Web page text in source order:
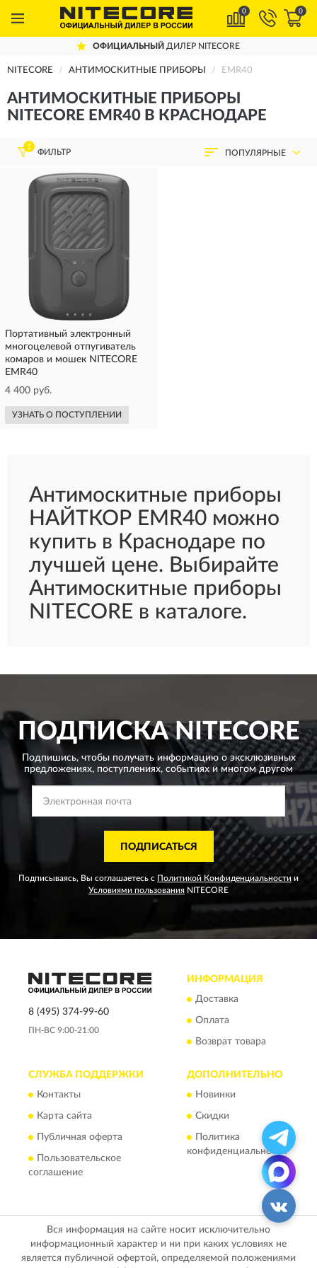
0 0
ОФИЦИАЛЬНЫЙ ДИЛЕР NITECORE
NITECORE АНТИМОСКИТНЫЕ ПРИБОРЫ EMR40
АНТИМОСКИТНЫЕ ПРИБОРЫ
NITECORE EMR40 В КРАСНОДАРЕ
1
ФИЛЬТР ПОПУЛЯРНЫЕ
Портативный электронный
многоцелевой отпугиватель
комаров и мошек NITECORE
EMR40
4 400 руб.
УЗНАТЬ О ПОСТУПЛЕНИИ
Антимоскитные приборы
НАЙТКОР EMR40 можно
купить в Краснодаре по
лучшей цене. Выбирайте
Антимоскитные приборы
NITECORE в каталоге.
ПОДПИСКАNITECORE
Подпишись, чтобы получать информацию о эксклюзивных
предложениях, поступлениях, событиях и многом другом
ПОДПИСАТЬСЯ
Подписываясь, Вы соглашаетесь с Политикой Конфиденциальности и
Условиями пользования NITECORE
8 (495) 374-99-60
ПН-ВС 9:00-21:00
ИНФОРМАЦИЯ
Доставка
Оплата
Возврат товара
СЛУЖБА ПОДДЕРЖКИ
Контакты
Карта сайта
Публичная оферта
Пользовательское
соглашение
ДОПОЛНИТЕЛЬНО
Новинки
Скидки
Политика
конфиденциальности
Вся информация на сайте носит исключительно
информационный характер и ни при каких условиях не
является публичной офертой, определяемой положениями